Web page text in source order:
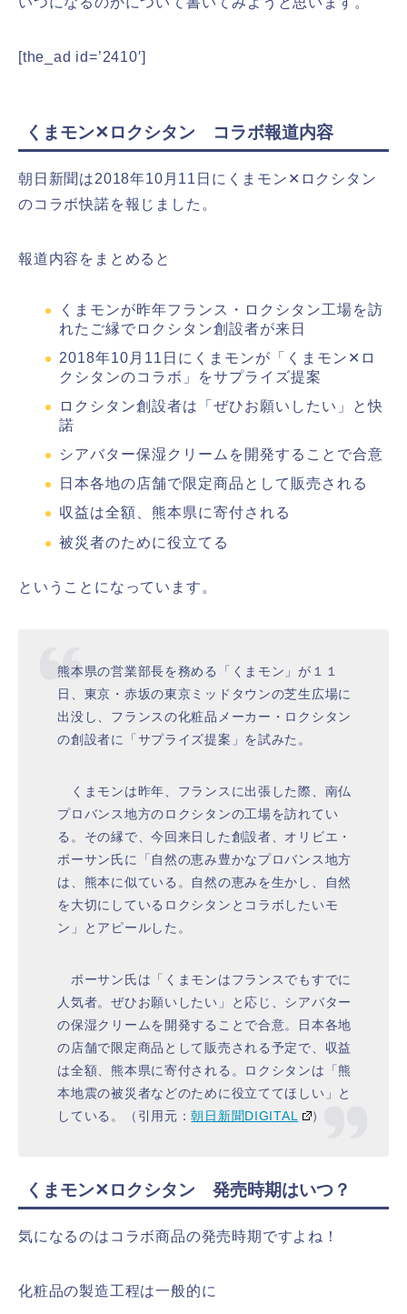
[the_ad id=’2410′]
くまモン✕ロクシタン コラボ報道内容
朝日新聞は2018年10月11日にくまモン✕ロクシタン
のコラボ快諾を報じました。
報道内容をまとめると
くまモンが昨年フランス・ロクシタン工場を訪
れたご縁でロクシタン創設者が来日
2018年10月11日にくまモンが「くまモン✕ロ
クシタンのコラボ」をサプライズ提案
ロクシタン創設者は「ぜひお願いしたい」と快
諾
シアバター保湿クリームを開発することで合意
日本各地の店舗で限定商品として販売される
収益は全額、熊本県に寄付される
被災者のために役立てる
ということになっています。
熊本県の営業部長を務める「くまモン」が１１
日、東京・赤坂の東京ミッドタウンの芝生広場に
出没し、フランスの化粧品メーカー・ロクシタン
の創設者に「サプライズ提案」を試みた。
くまモンは昨年、フランスに出張した際、南仏
プロバンス地方のロクシタンの工場を訪れてい
る。その縁で、今回来日した創設者、オリビエ・
ボーサン氏に「自然の恵み豊かなプロバンス地方
は、熊本に似ている。自然の恵みを生かし、自然
を大切にしているロクシタンとコラボしたいモ
ン」とアピールした。
ボーサン氏は「くまモンはフランスでもすでに
人気者。ぜひお願いしたい」と応じ、シアバター
の保湿クリームを開発することで合意。日本各地
の店舗で限定商品として販売される予定で、収益
は全額、熊本県に寄付される。ロクシタンは「熊
本地震の被災者などのために役立ててほしい」と
している。（引用元：朝日新聞DIGITAL ）
くまモン✕ロクシタン 発売時期はいつ？
気になるのはコラボ商品の発売時期ですよね！
化粧品の製造工程は一般的に